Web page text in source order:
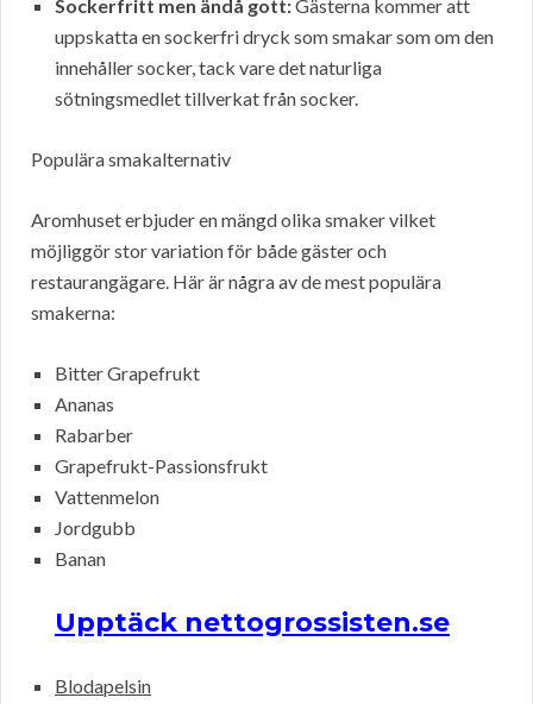
Sockerfritt men ändå gott:Gästerna kommer att
uppskatta en sockerfri dryck som smakar som om den
innehåller socker, tack vare det naturliga
sötningsmedlet tillverkat från socker.
Populära smakalternativ
Aromhuset erbjuder en mängd olika smaker vilket
möjliggör stor variation för både gäster och
restaurangägare. Här är några av de mest populära
smakerna:
Bitter Grapefrukt
Ananas
Rabarber
Grapefrukt-Passionsfrukt
Vattenmelon
Jordgubb
Banan
Upptäck nettogrossisten.se
Blodapelsin